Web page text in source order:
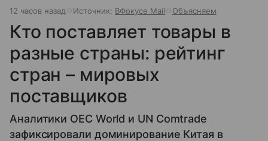
12 часов назад Источник: ВФокусе Mail Объясняем
Кто поставляет товары в
разные страны: рейтинг
стран – мировых
поставщиков
Аналитики OEC World и UN Comtrade
зафиксировали доминирование Китая в